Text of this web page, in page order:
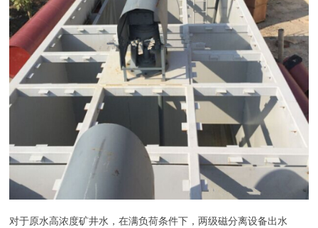
对于原水高浓度矿井水，在满负荷条件下，两级磁分离设备出水